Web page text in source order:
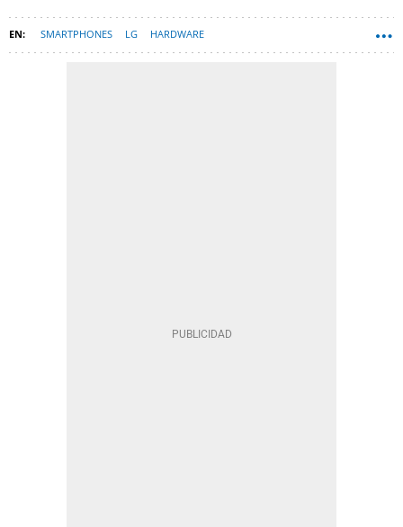
SMARTPHONES LG HARDWARE